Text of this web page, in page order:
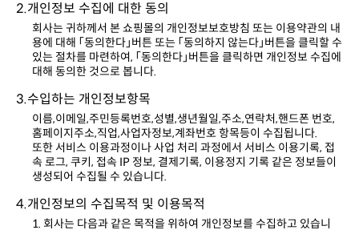
2.개인정보 수집에 대한 동의
대해 동의한 것으로 봅니다.
3.수입하는 개인정보항목
홈페이지주소,직업,사업자정보,계좌번호 항목등이 수집됩니다.
생성되어 수집될 수 있습니다.
4.개인정보의 수집목적 및 이용목적